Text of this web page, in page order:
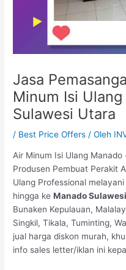
Jasa
Minum Isi
Sulawesi Utara
/ Best Price Offers / Oleh
Air Minum Isi Ulang
Produsen Pembuat Perakit
Ulang Professional
hingga keManado
Bunaken Kepulauan,
Singkil, Tikala, Tuminting,
jual harga diskon murah,
info sales letter/iklan ini